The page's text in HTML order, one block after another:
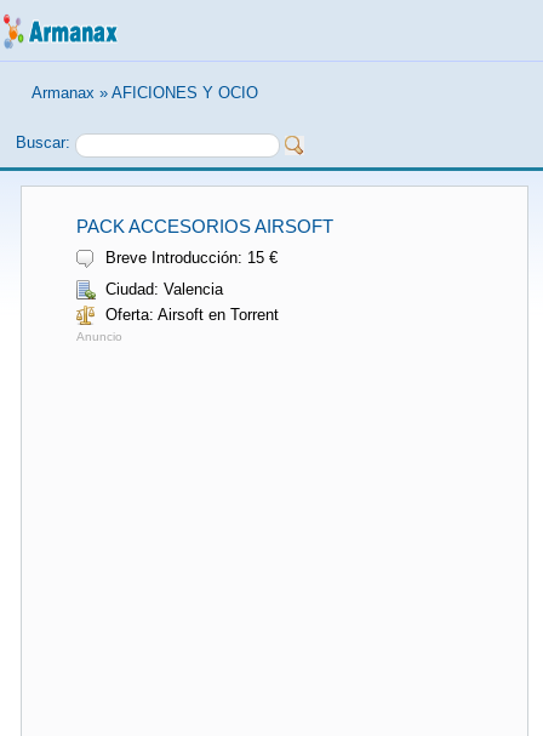
Armanax » AFICIONES Y OCIO
Buscar:
PACK ACCESORIOS AIRSOFT
Breve Introducción: 15 €
Ciudad: Valencia
Oferta: Airsoft en Torrent
Anuncio